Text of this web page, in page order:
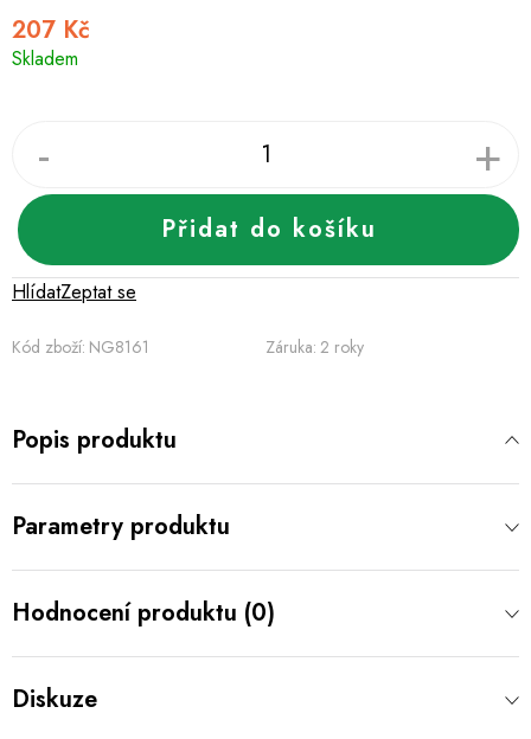
Zásady používání cookies
207 Kč
Skladem
Přidat do košíku
Kód zboží: NG8161 Záruka: 2 roky
Zeptat se
Hlídat
Popis produktu
Parametry produktu
Hodnocení produktu (0)
Diskuze